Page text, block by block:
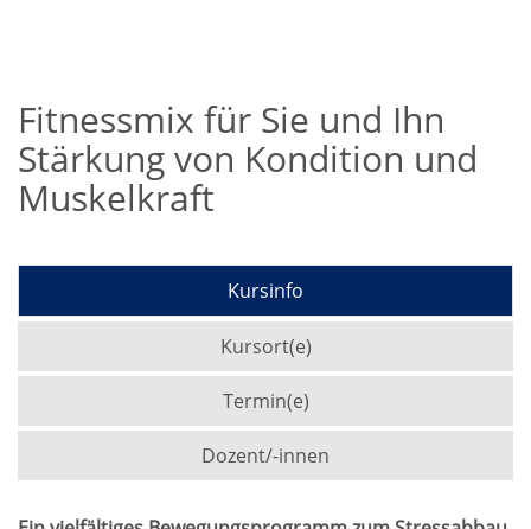
Fitnessmix für Sie und Ihn
Stärkung von Kondition und
Muskelkraft
Kursinfo
Kursort(e)
Termin(e)
Dozent/-innen